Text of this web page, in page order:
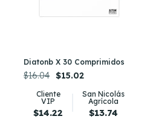
Diatonb X 30 Comprimidos
$16.04 $15.02
Cliente
VIP
$14.22
San Nicolás
Agrícola
$13.74